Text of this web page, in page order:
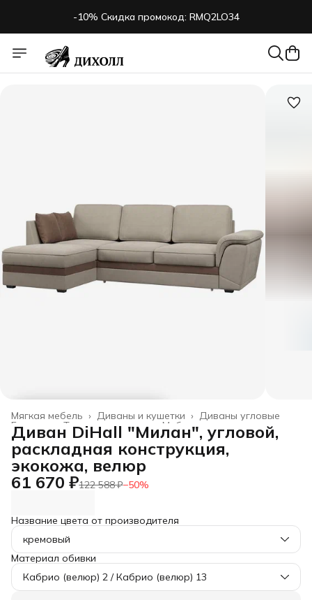
-10% Скидка промокод: RMQ2LO34
Диваны угловые
Диваны и кушетки ›
Мягкая мебель ›
Мебель
Товары для дома
Главная
Диван DiHall "Милан", угловой,
раскладная конструкция,
экокожа, велюр
61 670 ₽122 588 ₽−50%
Название цвета от производителя
кремовый
Материал обивки
Кабрио (велюр) 2 / Кабрио (велюр) 13